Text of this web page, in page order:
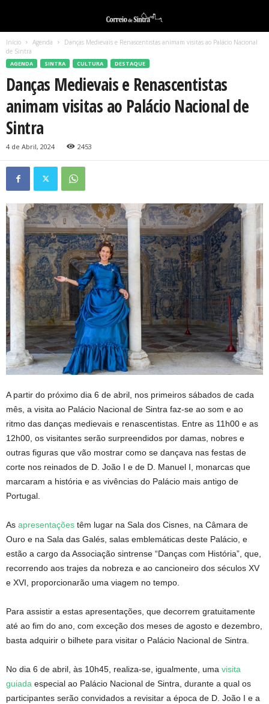
Início Agenda
Danças Medievais e Renascentistas animam visitas ao Palácio Nacional
de Sintra
AGENDA SINTRA CULTURA DESTAQUE
Danças Medievais e Renascentistas
animam visitas ao Palácio Nacional de
Sintra
4 de Abril, 2024 2453
A partir do próximo dia 6 de abril, nos primeiros sábados de cada
mês, a visita ao Palácio Nacional de Sintra faz-se ao som e ao
ritmo das danças medievais e renascentistas. Entre as 11h00 e as
12h00, os visitantes serão surpreendidos por damas, nobres e
outras figuras que vão mostrar como se dançava nas festas de
corte nos reinados de D. João I e de D. Manuel I, monarcas que
marcaram a história e as vivências do Palácio mais antigo de
Portugal.
As apresentações têm lugar na Sala dos Cisnes, na Câmara de
Ouro e na Sala das Galés, salas emblemáticas deste Palácio, e
estão a cargo da Associação sintrense “Danças com História”, que,
recorrendo aos trajes da nobreza e ao cancioneiro dos séculos XV
e XVI, proporcionarão uma viagem no tempo.
Para assistir a estas apresentações, que decorrem gratuitamente
até ao fim do ano, com exceção dos meses de agosto e dezembro,
basta adquirir o bilhete para visitar o Palácio Nacional de Sintra.
No dia 6 de abril, às 10h45, realiza-se, igualmente, uma visita
guiada especial ao Palácio Nacional de Sintra, durante a qual os
participantes serão convidados a revisitar a época de D. João I e a